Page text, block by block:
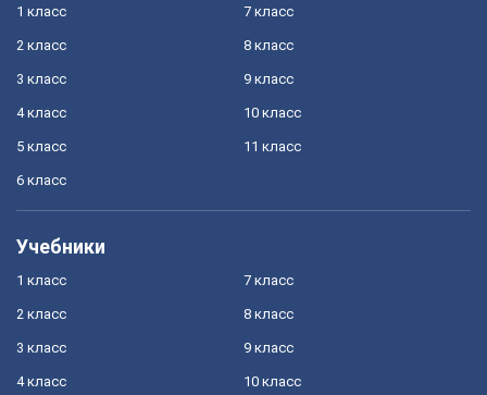
1 класс
2 класс
3 класс
4 класс
5 класс
6 класс
7 класс
8 класс
9 класс
10 класс
11 класс
Учебники
1 класс
2 класс
3 класс
4 класс
7 класс
8 класс
9 класс
10 класс